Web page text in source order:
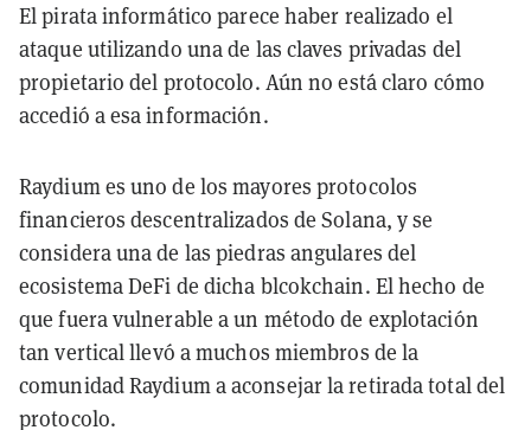
El pirata informático parece haber realizado el
ataque utilizando una de las claves privadas del
propietario del protocolo. Aún no está claro cómo
accedió a esa información.
Raydium es uno de los mayores protocolos
financieros descentralizados de Solana, y se
considera una de las piedras angulares del
ecosistema DeFi de dicha blcokchain. El hecho de
que fuera vulnerable a un método de explotación
tan vertical llevó a muchos miembros de la
comunidad Raydium a aconsejar la retirada total del
protocolo.